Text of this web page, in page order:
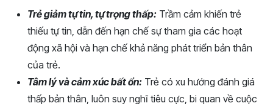
Trẻ giảm tự tin, tự trọng thấp: Trầm cảm khiến trẻ
thiếu tự tin, dẫn đến hạn chế sự tham gia các hoạt
động xã hội và hạn chế khả năng phát triển bản thân
của trẻ.
Tâm lý và cảm xúc bất ổn: Trẻ có xu hướng đánh giá
thấp bản thân, luôn suy nghĩ tiêu cực, bi quan về cuộc